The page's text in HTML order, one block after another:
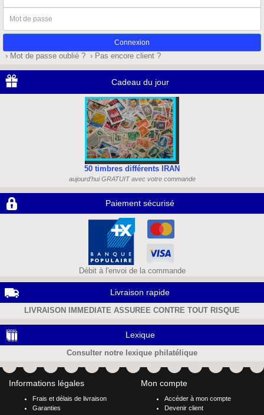
/
Identifiant
de
passe
› Mot de passe oublié ? › Pas encore client ?
Cadeau du jour
50 timbres différents IRAN
aujourd'hui GRATUIT avec votre commande
Paiement sécurisé
Débit à l'envoi de la commande
Livraison rapide
LIVRAISON IMMEDIATE ASSUREE CONTRE TOUT RISQUE
Lexique
Consulter notre lexique philatélique
Informations légales
Frais et délais de livraison
Garanties
Mon compte
Accéder à mon compte
Devenir client